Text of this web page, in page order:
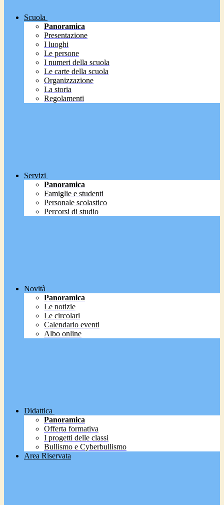
Scuola
Panoramica
Presentazione
I luoghi
Le persone
I numeri della scuola
Le carte della scuola
Organizzazione
La storia
Regolamenti
Servizi
Panoramica
Famiglie e studenti
Personale scolastico
Percorsi di studio
Novità
Panoramica
Le notizie
Le circolari
Calendario eventi
Albo online
Didattica
Panoramica
Offerta formativa
I progetti delle classi
Bullismo e Cyberbullismo
Area Riservata